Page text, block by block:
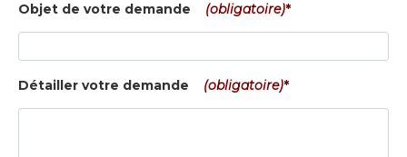
Objet de votre demande (obligatoire)*
Détailler votre demande (obligatoire)*